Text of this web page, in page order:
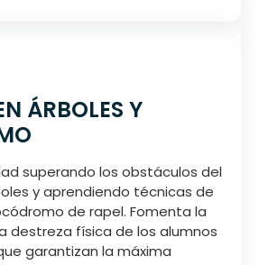
ÁRBOLES Y
superando los obstáculos del
y aprendiendo técnicas de
de rapel. Fomenta la
destreza física de los alumnos
garantizan la máxima